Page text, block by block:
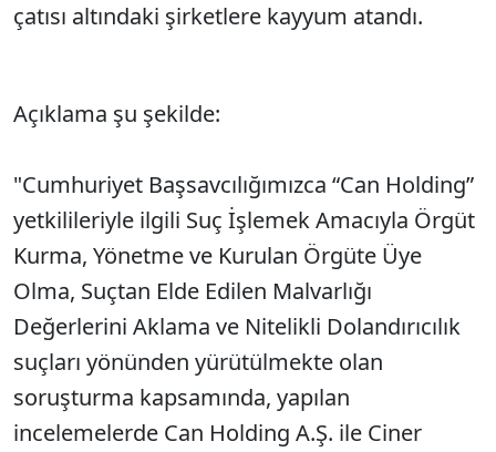
çatısı altındaki şirketlere kayyum atandı.
Açıklama şu şekilde:
"Cumhuriyet Başsavcılığımızca “Can Holding”
yetkilileriyle ilgili Suç İşlemek Amacıyla Örgüt
Kurma, Yönetme ve Kurulan Örgüte Üye
Olma, Suçtan Elde Edilen Malvarlığı
Değerlerini Aklama ve Nitelikli Dolandırıcılık
suçları yönünden yürütülmekte olan
soruşturma kapsamında, yapılan
incelemelerde Can Holding A.Ş. ile Ciner